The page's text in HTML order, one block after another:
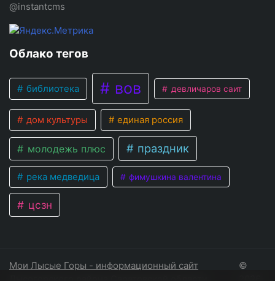
@instantcms
Облако тегов
библиотека вов девличаров саит
дом культуры единая россия
молодежь плюс праздник
река медведица фимушкина валентина
цсзн
Мои Лысые Горы - информационный сайт
©